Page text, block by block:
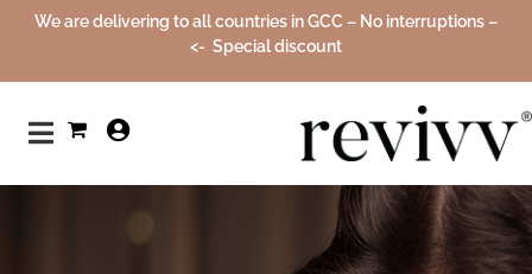
We are delivering to all countries in GCC – No interruptions –
Special discount ->
0